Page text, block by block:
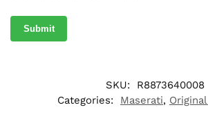
SKU:
R8873640008
Categories:
Maserati,